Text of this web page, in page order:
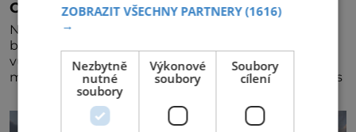
Osamělá herečka Syslová všechno vzdala?
Nedávno se povídalo, že má Dana Syslová (80)
blízkého přítele, který je jí oporou. Ale je to ještě
vůbec pravda? V posledních dnech čím dál častěji
mluví o svém odchodu. Dohnala ji snad samota? Půs
ZOBRAZIT VŠECHNY PARTNERY(1616)
→
Nezbytně
nutné
soubory
Výkonové
soubory
Soubory
cílení